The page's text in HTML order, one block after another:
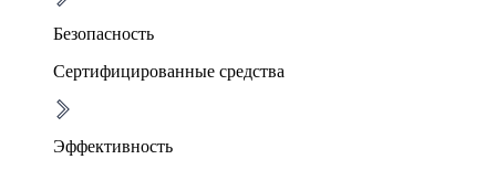
Безопасность
Сертифицированные средства
Эффективность